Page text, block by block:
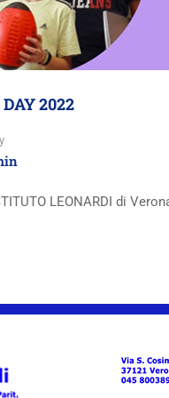
2022
LEONARDI di